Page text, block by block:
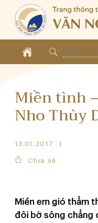
Miền tình
Nho Thùy
13.01.2017
Chia sẻ
Miền em gió thẳm
đôi bờ sông chẳng